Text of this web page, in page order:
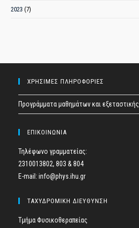
2023 (7)
ΧΡΗΣΙΜΕΣ ΠΛΗΡΟΦΟΡΙΕΣ
Προγράμματα μαθημάτων και εξεταστικής
ΕΠΙΚΟΙΝΩΝΙΑ
Τηλέφωνο γραμματείας:
2310013802, 803 & 804
E-mail: info@phys.ihu.gr
ΤΑΧΥΔΡΟΜΙΚΗ ΔΙΕΥΘΥΝΣΗ
Τμήμα Φυσικοθεραπείας